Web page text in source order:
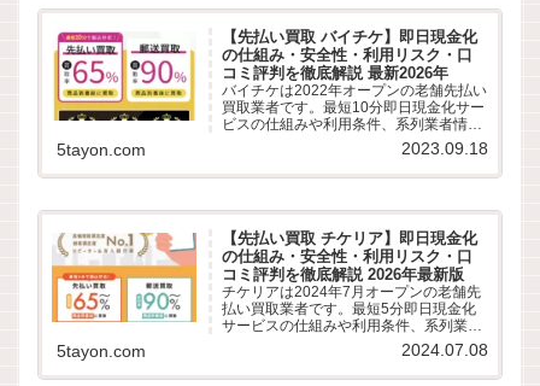
【先払い買取 バイチケ】即日現金化
の仕組み・安全性・利用リスク・口
コミ評判を徹底解説 最新2026年
バイチケは2022年オープンの老舗先払い
買取業者です。最短10分即日現金化サー
ビスの仕組みや利用条件、系列業者情
報、5ちゃんねるなどから利用者の実際
の口コミ評判を徹底調査しました。LINE
完結の申込方法や特徴、注意点など最新
5tayon.com 2023.09.18
【先払い買取 チケリア】即日現金化
の仕組み・安全性・利用リスク・口
コミ評判を徹底解説 2026年最新版
チケリアは2024年7月オープンの老舗先
払い買取業者です。最短5分即日現金化
サービスの仕組みや利用条件、系列業者
情報、5ちゃんねるなどから利用者の実
際の口コミ評判を徹底調査しました。
LINE完結の申込方法や特徴、注意点など
5tayon.com 2024.07.08